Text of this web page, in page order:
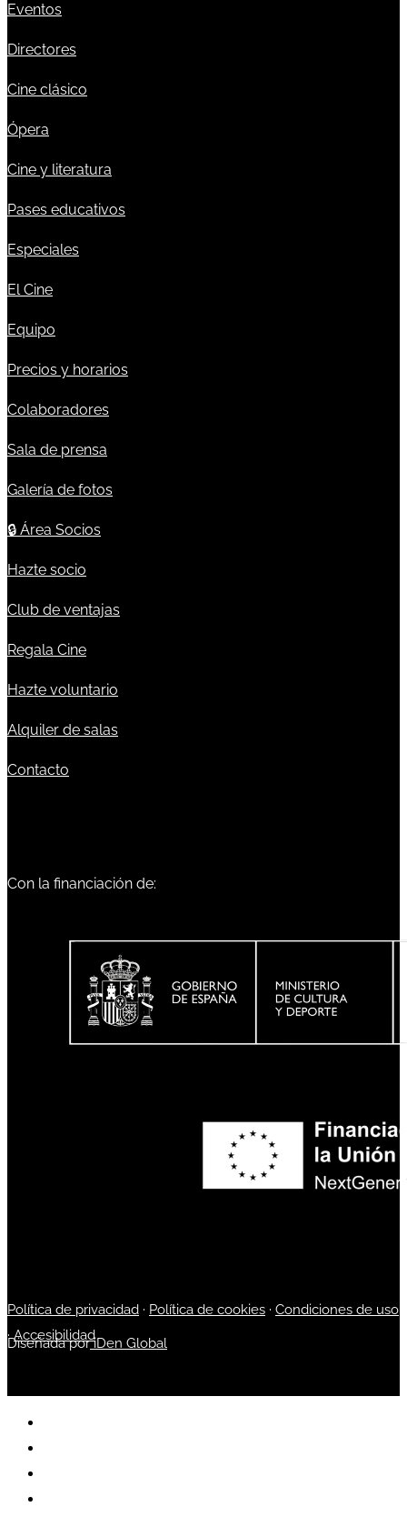
Eventos
Directores
Cine clásico
Ópera
Cine y literatura
Pases educativos
Especiales
El Cine
Equipo
Precios y horarios
Colaboradores
Sala de prensa
Galería de fotos
🔒 Área Socios
Hazte socio
Club de ventajas
Regala Cine
Hazte voluntario
Alquiler de salas
Contacto
Con la financiación de:
Política de privacidad · Política de cookies · Condiciones de uso
·Accesibilidad
Diseñada poriDen Global